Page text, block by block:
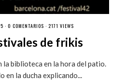
· 0 COMENTARIOS · 2171 VIEWS
de frikis
la biblioteca en la hora del patio.
en la ducha explicando...